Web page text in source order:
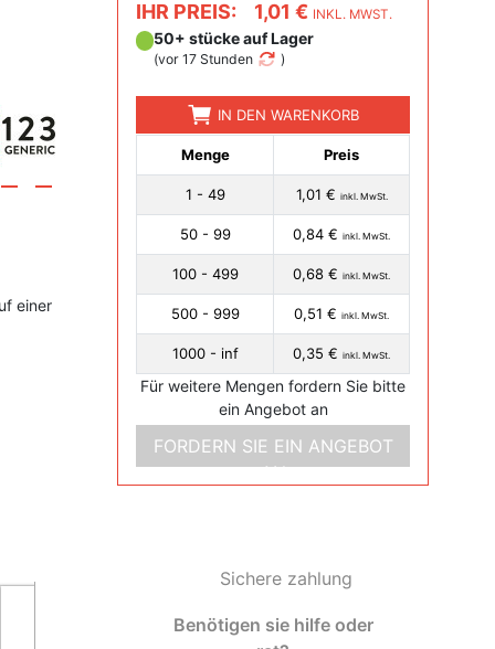
einer
IHR PREIS: 1,01 € INKL. MWST.
50+ stücke auf Lager
(vor 17 Stunden )
IN DEN WARENKORB
Menge Preis
1 - 49 1,01 € inkl. MwSt.
50 - 99 0,84 € inkl. MwSt.
100 - 499 0,68 € inkl. MwSt.
500 - 999 0,51 € inkl. MwSt.
1000 - inf 0,35 € inkl. MwSt.
Für weitere Mengen fordern Sie bitte
ein Angebot an
FORDERN SIE EIN ANGEBOT
AN
Sichere zahlung
Benötigen sie hilfe oder